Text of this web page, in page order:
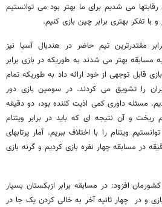
می شدیم برای ما بهتر بود می توانستیم
با تفکر بهتری برابر چین بازی کنیم.
مقتدرترین تیم حاضر در هندبال آسیا نیز
بهتر می شدند به طوریکه در بازی برابر
قابل توجهی از خود ارائه داد به طوریکه تمام
را تشویق می کردند. در سومین بازی دور
مسئله داوری کمی اذیت کننده بود، دو دقیقه
و آن نتیجه ای که باید در برابر ویتنام
ویتنام را با اختلاف ببریم. آمار پرتابهای
در مسابقه چهار نفره بازی کردیم و گرنه بازی
افزود: در مسابقه برابر ازبکستان بسیار
و در چهار ثانیه آخر به خالی کردن یک جا در